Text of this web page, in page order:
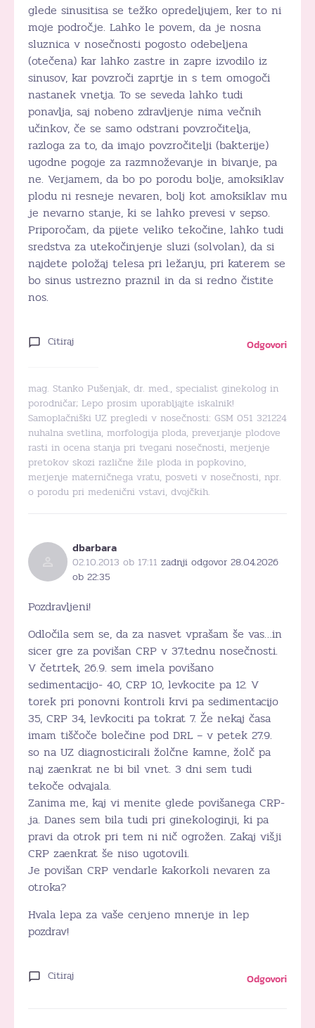
glede sinusitisa se težko opredeljujem, ker to ni
moje področje. Lahko le povem, da je nosna
sluznica v nosečnosti pogosto odebeljena
(otečena) kar lahko zastre in zapre izvodilo iz
sinusov, kar povzroči zaprtje in s tem omogoči
nastanek vnetja. To se seveda lahko tudi
ponavlja, saj nobeno zdravljenje nima večnih
učinkov, če se samo odstrani povzročitelja,
razloga za to, da imajo povzročitelji (bakterije)
ugodne pogoje za razmnoževanje in bivanje, pa
ne. Verjamem, da bo po porodu bolje, amoksiklav
plodu ni resneje nevaren, bolj kot amoksiklav mu
je nevarno stanje, ki se lahko prevesi v sepso.
Priporočam, da pijete veliko tekočine, lahko tudi
sredstva za utekočinjenje sluzi (solvolan), da si
najdete položaj telesa pri ležanju, pri katerem se
bo sinus ustrezno praznil in da si redno čistite
nos.
Citiraj Odgovori
mag. Stanko Pušenjak, dr. med., specialist ginekolog in
porodničar; Lepo prosim uporabljajte iskalnik!
Samoplačniški UZ pregledi v nosečnosti: GSM 051 321224
nuhalna svetlina, morfologija ploda, preverjanje plodove
rasti in ocena stanja pri tvegani nosečnosti, merjenje
pretokov skozi različne žile ploda in popkovino,
merjenje materničnega vratu, posveti v nosečnosti, npr.
o porodu pri medenični vstavi, dvojčkih.
dbarbara
02.10.2013 ob 17:11 zadnji odgovor 28.04.2026
ob 22:35
Pozdravljeni!
Odločila sem se, da za nasvet vprašam še vas…in
sicer gre za povišan CRP v 37.tednu nosečnosti.
V četrtek, 26.9. sem imela povišano
sedimentacijo- 40, CRP 10, levkocite pa 12. V
torek pri ponovni kontroli krvi pa sedimentacijo
35, CRP 34, levkociti pa tokrat 7. Že nekaj časa
imam tiščoče bolečine pod DRL – v petek 27.9.
so na UZ diagnosticirali žolčne kamne, žolč pa
naj zaenkrat ne bi bil vnet. 3 dni sem tudi
tekoče odvajala.
Zanima me, kaj vi menite glede povišanega CRP-
ja. Danes sem bila tudi pri ginekologinji, ki pa
pravi da otrok pri tem ni nič ogrožen. Zakaj višji
CRP zaenkrat še niso ugotovili.
Je povišan CRP vendarle kakorkoli nevaren za
otroka?
Hvala lepa za vaše cenjeno mnenje in lep
pozdrav!
Citiraj Odgovori